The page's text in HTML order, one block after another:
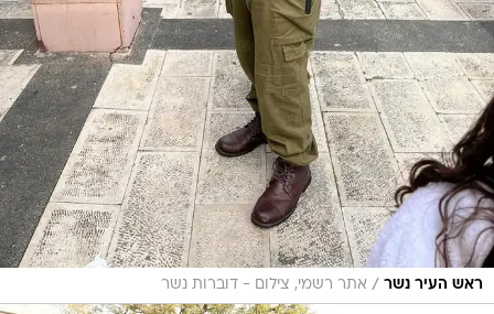
ראש העיר נשר / אתר רשמי, צילום - דוברות נשר